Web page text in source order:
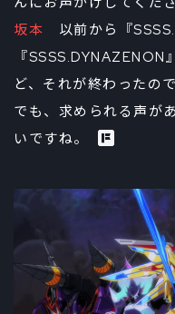
坂本 以前から『
『
ど、それが終わったの
でも、求められる声が
いですね。